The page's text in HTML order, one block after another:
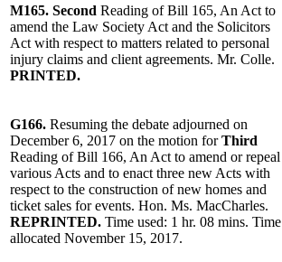
M165. Second Reading of Bill 165, An Act to
amend the Law Society Act and the Solicitors
Act with respect to matters related to personal
injury claims and client agreements. Mr. Colle.
PRINTED.
G166. Resuming the debate adjourned on
December 6, 2017 on the motion forThird
Reading of Bill 166, An Act to amend or repeal
various Acts and to enact three new Acts with
respect to the construction of new homes and
ticket sales for events. Hon. Ms. MacCharles.
REPRINTED. Time used: 1 hr. 08 mins. Time
allocated November 15, 2017.